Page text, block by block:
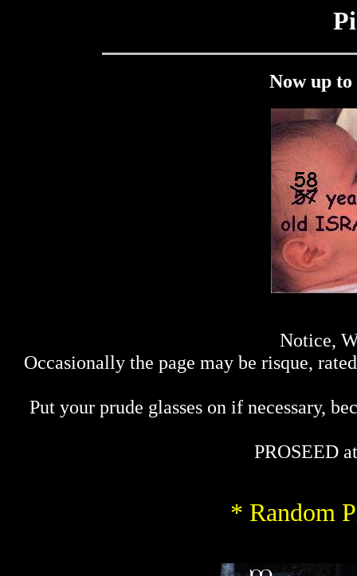
Now up
Notice,
Occasionally the page may be risque,
Put your prude glasses on if necessary,
PROSEED
* Random